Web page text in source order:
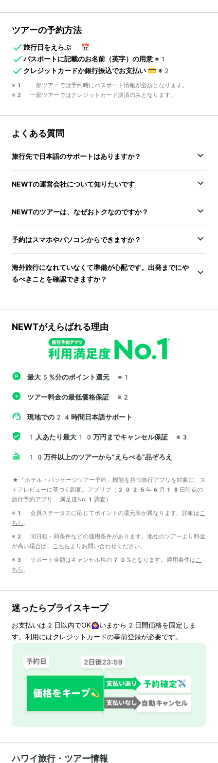
ツアーの予約方法
旅行日をえらぶ
📅
パスポートに記載のお名前（英字）の用意 ※1
クレジットカードか銀行振込でお支払い 💳 ※2
※1 一部ツアーでは予約時にパスポート情報が必須となります。
※2 一部ツアーではクレジットカード決済のみとなります。
よくある質問
旅行先で日本語のサポートはありますか？
NEWTの運営会社について知りたいです
NEWTのツアーは、なぜおトクなのですか？
予約はスマホやパソコンからできますか？
海外旅行になれていなくて準備が心配です。出発までにや
るべきことを確認できますか？
NEWTがえらばれる理由
最大5%分のポイント還元 ※1
ツアー料金の最低価格保証 ※2
現地での24時間日本語サポート
1人あたり最大10万円までキャンセル保証 ※3
10万件以上のツアーから“えらべる”品ぞろえ
*「ホテル・パッケージツアー予約」機能を持つ旅行アプリを対象に、ス
トアレビューに基づく調査。アプリブ（2025年6月18日時点の
旅行予約アプリ 満足度No.1調査）
※1 会員ステータスに応じてポイントの還元率が異なります。詳細は こ
ちら 。
※2 同日程・同条件などの適用条件があります。他社のツアーより料金
が高い場合は、
こちら よりお問い合わせください。
※3 サポート金額はキャンセル料の70%となります。適用条件は こ
ちら 。
迷ったらプライスキープ
お支払いは 2 日以内でOK🙆‍♀️いまから 2 日間価格を固定しま
す。利用にはクレジットカードの事前登録が必要です。
ハワイ旅行・ツアー情報